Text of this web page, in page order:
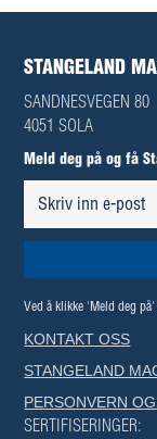
STANGELAND
SANDNESVEGEN 80
4051 SOLA
Meld deg på og få
Ved å klikke 'Meld deg
KONTAKT OSS
STANGELAND
PERSONVERN
SERTIFISERINGER: